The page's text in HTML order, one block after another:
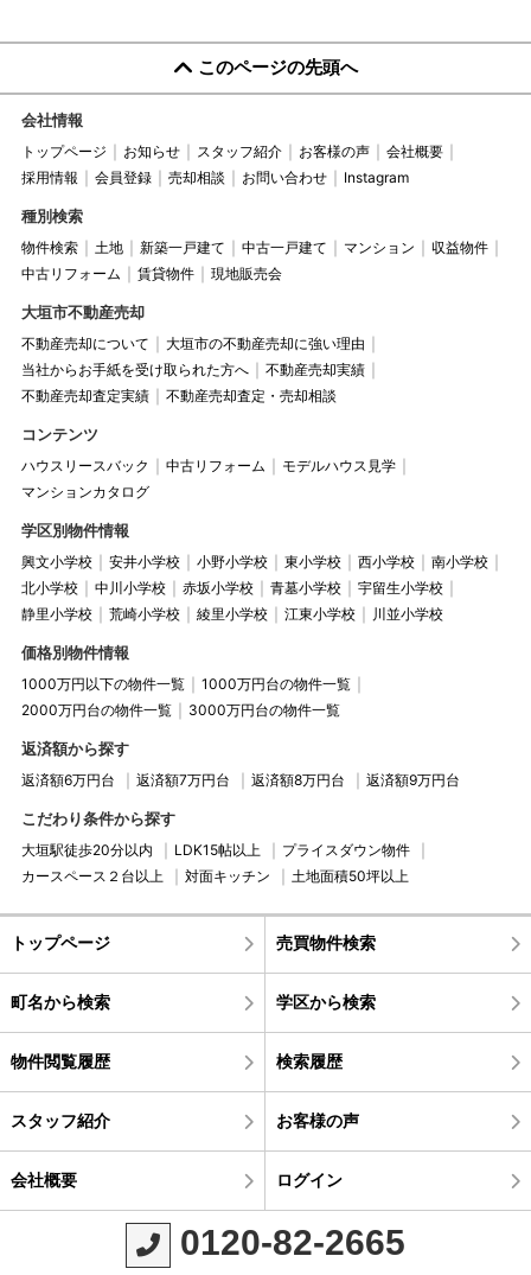
このページの先頭へ
会社情報
トップページ お知らせ スタッフ紹介 お客様の声
会社概要
採用情報
会員登録 売却相談 お問い合わせ Instagram
種別検索
物件検索 土地 新築一戸建て 中古一戸建て マンション
収益物件
中古リフォーム
賃貸物件 現地販売会
大垣市不動産売却
不動産売却について
大垣市の不動産売却に強い理由
当社からお手紙を受け取られた方へ
不動産売却実績
不動産売却査定実績
不動産売却査定・売却相談
コンテンツ
ハウスリースバック 中古リフォーム
モデルハウス見学
マンションカタログ
学区別物件情報
興文小学校 安井小学校 小野小学校 東小学校 西小学校
南小学校
北小学校
中川小学校 赤坂小学校 青墓小学校
宇留生小学校
静里小学校
荒崎小学校 綾里小学校 江東小学校 川並小学校
価格別物件情報
1000万円以下の物件一覧
1000万円台の物件一覧
2000万円台の物件一覧
3000万円台の物件一覧
返済額から探す
返済額6万円台 返済額7万円台 返済額8万円台 返済額9万円台
こだわり条件から探す
大垣駅徒歩20分以内 LDK15帖以上
プライスダウン物件
カースペース２台以上
対面キッチン 土地面積50坪以上
トップページ 売買物件検索
町名から検索 学区から検索
物件閲覧履歴 検索履歴
スタッフ紹介 お客様の声
会社概要 ログイン
0120-82-2665